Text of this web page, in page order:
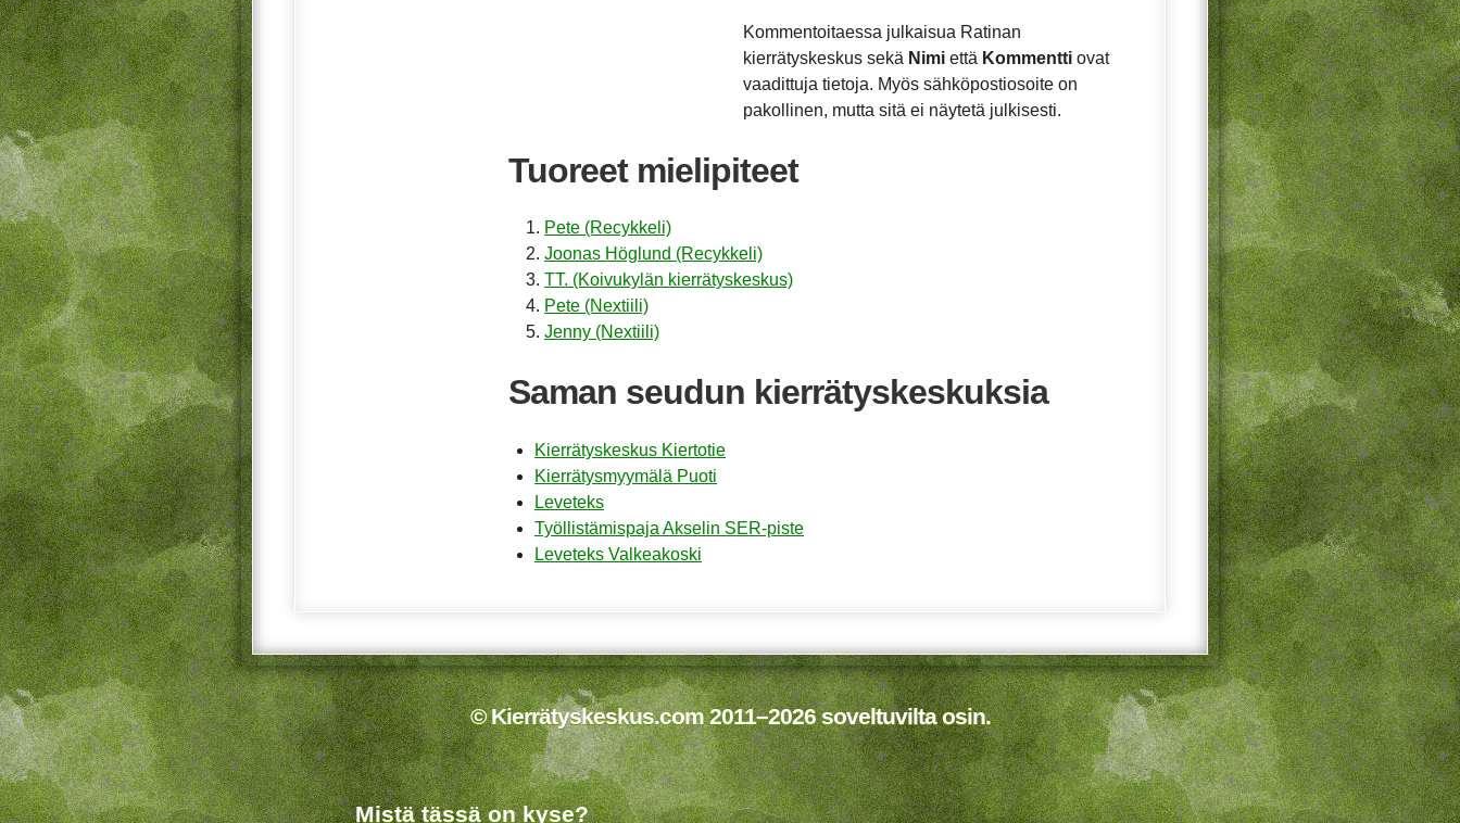
Kommentoitaessa julkaisua Ratinan
kierrätyskeskus sekä Nimi että Kommentti ovat
vaadittuja tietoja. Myös sähköpostiosoite on
pakollinen, mutta sitä ei näytetä julkisesti.
Tuoreet mielipiteet
Pete (Recykkeli)
Joonas Höglund (Recykkeli)
TT. (Koivukylän kierrätyskeskus)
Pete (Nextiili)
Jenny (Nextiili)
Saman seudun kierrätyskeskuksia
Kierrätyskeskus Kiertotie
Kierrätysmyymälä Puoti
Leveteks
Työllistämispaja Akselin SER-piste
Leveteks Valkeakoski
© Kierrätyskeskus.com 2011–2026 soveltuvilta osin.
Mistä tässä on kyse?